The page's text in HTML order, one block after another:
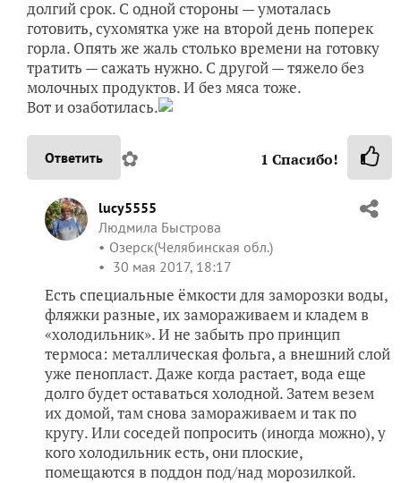
долгий срок. С одной стороны — умоталась
готовить, сухомятка уже на второй день поперек
горла. Опять же жаль столько времени на готовку
тратить — сажать нужно. С другой — тяжело без
молочных продуктов. И без мяса тоже.
Вот и озаботилась.
Ответить ✿ 1 Спасибо!
lucy5555
Людмила Быстрова
Озерск(Челябинская обл.)
30 мая 2017, 18:17
Есть специальные ёмкости для заморозки воды,
фляжки разные, их замораживаем и кладем в
«холодильник». И не забыть про принцип
термоса: металлическая фольга, а внешний слой
уже пенопласт. Даже когда растает, вода еще
долго будет оставаться холодной. Затем везем
их домой, там снова замораживаем и так по
кругу. Или соседей попросить (иногда можно), у
кого холодильник есть, они плоские,
помещаются в поддон под/над морозилкой.